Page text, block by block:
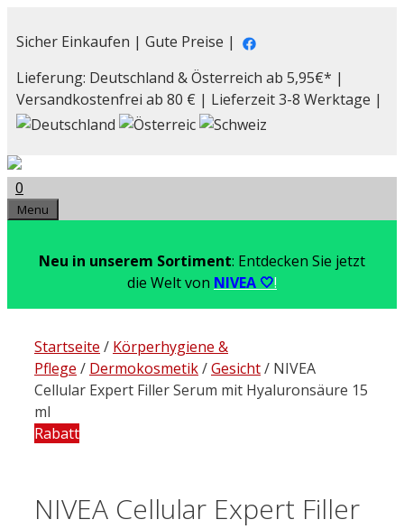
Inhalt
Sicher Einkaufen | Gute Preise |
Lieferung: Deutschland & Österreich ab 5,95€* |
Versandkostenfrei ab 80 € | Lieferzeit 3-8 Werktage |
0
Menu
Neu in unserem Sortiment: Entdecken Sie jetzt
die Welt von NIVEA 🤍!
Startseite / Körperhygiene &
Pflege / Dermokosmetik/Gesicht/ NIVEA
Cellular Expert Filler Serum mit Hyaluronsäure 15
ml
Rabatt
NIVEA Cellular Expert Filler